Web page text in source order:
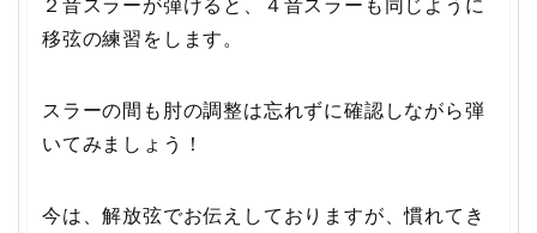
移弦の練習をします。
スラーの間も肘の調整は忘れずに確認しながら弾
いてみましょう！
今は、解放弦でお伝えしておりますが、慣れてき